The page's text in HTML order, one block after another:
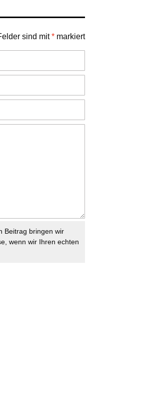
sind mit* markiert
Beitrag bringen wir
wenn wir Ihren echten